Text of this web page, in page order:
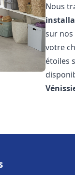
Nous
sur
votre
étoiles